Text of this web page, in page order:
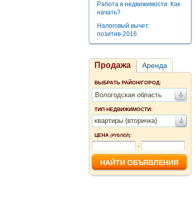
Работа в недвижимости. Как
начать?
Налоговый вычет:
позитив-2016
Продажа Аренда
ВЫБРАТЬ РАЙОН/ГОРОД:
Вологодская область
ТИП НЕДВИЖИМОСТИ:
квартиры (вторичка)
ЦЕНА (РУБЛЕЙ):
-